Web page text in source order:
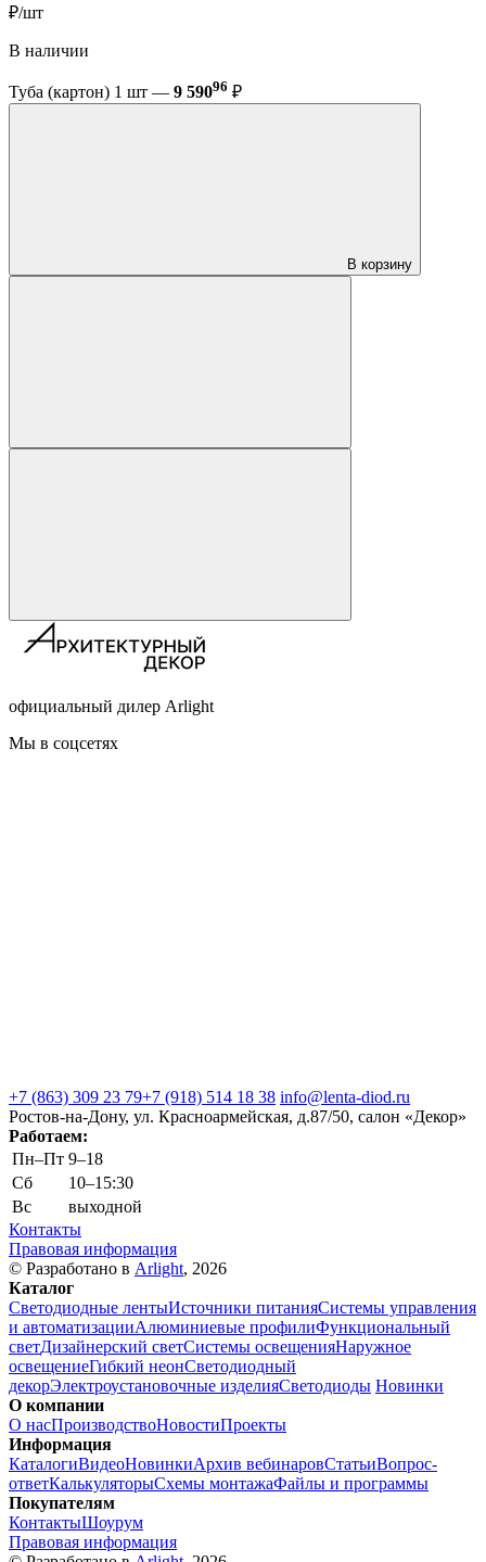
₽/шт
В наличии
Туба (картон) 1 шт — 9 59096 ₽
В корзину
официальный дилер Arlight
Мы в соцсетях
+7 (863) 309 23 79+7 (918) 514 18 38 info@lenta-diod.ru
Ростов-на-Дону, ул. Красноармейская, д.87/50, салон «Декор»
Работаем:
Пн–Пт 9–18
Сб
10–15:30
Вс
выходной
Контакты
Правовая информация
© Разработано в Arlight, 2026
Каталог
Светодиодные лентыИсточники питанияСистемы управления
и автоматизацииАлюминиевые профилиФункциональный
светДизайнерский светСистемы освещенияНаружное
освещениеГибкий неонСветодиодный
декорЭлектроустановочные изделияСветодиоды Новинки
О компании
О насПроизводствоНовостиПроекты
Информация
КаталогиВидеоНовинкиАрхив вебинаровСтатьиВопрос-
ответКалькуляторыСхемы монтажаФайлы и программы
Покупателям
КонтактыШоурум
Правовая информация